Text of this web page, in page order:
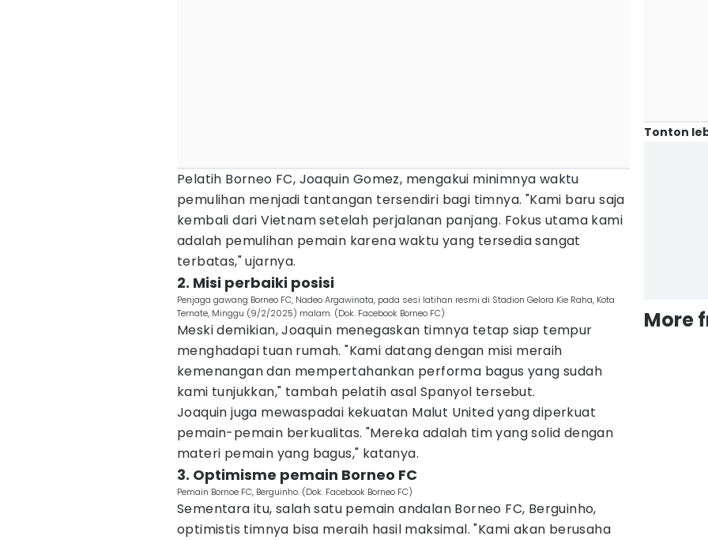
Pelatih Borneo FC, Joaquin Gomez, mengakui minimnya waktu
pemulihan menjadi tantangan tersendiri bagi timnya. "Kami baru saja
kembali dari Vietnam setelah perjalanan panjang. Fokus utama kami
adalah pemulihan pemain karena waktu yang tersedia sangat
terbatas," ujarnya.
2. Misi perbaiki posisi
Penjaga gawang Borneo FC, Nadeo Argawinata, pada sesi latihan resmi di Stadion Gelora Kie Raha, Kota
Ternate, Minggu (9/2/2025) malam. (Dok. Facebook Borneo FC)
Meski demikian, Joaquin menegaskan timnya tetap siap tempur
menghadapi tuan rumah. "Kami datang dengan misi meraih
kemenangan dan mempertahankan performa bagus yang sudah
kami tunjukkan," tambah pelatih asal Spanyol tersebut.
Joaquin juga mewaspadai kekuatan Malut United yang diperkuat
pemain-pemain berkualitas. "Mereka adalah tim yang solid dengan
materi pemain yang bagus," katanya.
3. Optimisme pemain Borneo FC
Pemain Bornoe FC, Berguinho. (Dok. Facebook Borneo FC)
Sementara itu, salah satu pemain andalan Borneo FC, Berguinho,
optimistis timnya bisa meraih hasil maksimal. "Kami akan berusaha
Tonton
More